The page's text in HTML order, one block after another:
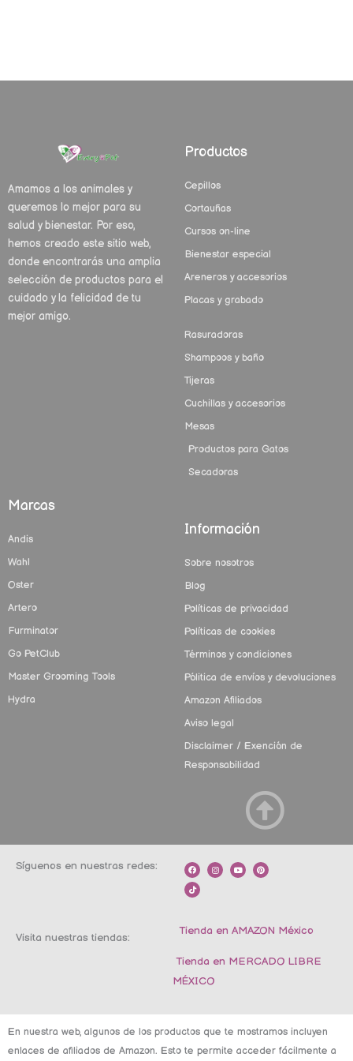
Amamos a los animales y
queremos lo mejor para su
salud y bienestar. Por eso,
hemos creado este sitio web,
donde encontrarás una amplia
selección de productos para el
cuidado y la felicidad de tu
mejor amigo.
Productos
Cepillos
Cortauñas
Cursos on-line
Bienestar especial
Areneros y accesorios
Placas y grabado
Rasuradoras
Shampoos y baño
Tijeras
Cuchillas y accesorios
Mesas
Productos para Gatos
Secadoras
Marcas
Andis
Wahl
Oster
Artero
Furminator
Go PetClub
Master Grooming Tools
Hydra
Información
Sobre nosotros
Blog
Políticas de privacidad
Políticas de cookies
Términos y condiciones
Pólitica de envíos y devoluciones
Amazon Afiliados
Aviso legal
Disclaimer / Exención de
Responsabilidad
Síguenos en nuestras redes:
F
a
c
e
b
I
n
s
m
Y
o
u
P
i
n
t
T
i
k
t
o
Visita nuestras tiendas:
Tienda en AMAZON México
Tienda en MERCADO LIBRE
MÉXICO
En nuestra web, algunos de los productos que te mostramos incluyen
enlaces de afiliados de Amazon. Esto te permite acceder fácilmente a